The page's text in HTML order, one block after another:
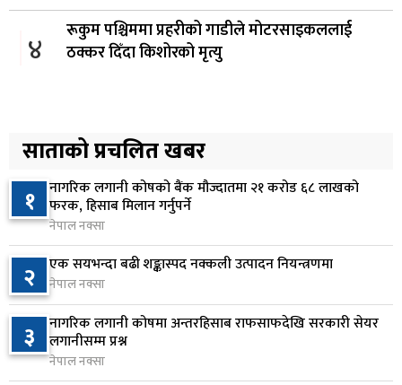
४
रूकुम पश्चिममा प्रहरीको गाडीले मोटरसाइकललाई
ठक्कर दिँदा किशोरको मृत्यु
५
प्रस्तुत हुने
८ घण्टा अघि
६
आज बस्ने भनिएको राष्ट्रिय सभाको बैठक बुधबारका लागि
सर्‍यो
८ घण्टा अघि
७
वीरगञ्जमा ट्यांकरको सिल खोलेर तेल निकाल्ने सात जना
रंगेहात पक्राउ
८ घण्टा अघि
जन्मसिद्ध नागरिकता कडा बनाउने ट्रम्पको नयाँ प्रयास, दुई
साताको प्रचलित खबर
१ नागरिक लगानी कोषको बैंक मौज्दातमा २१ करोड ६८ लाखको
फरक, हिसाब मिलान गर्नुपर्ने
नेपाल नक्सा
२ एक सयभन्दा बढी शङ्कास्पद नक्कली उत्पादन नियन्त्रणमा
नेपाल नक्सा
३ नागरिक लगानी कोषमा अन्तरहिसाब राफसाफदेखि सरकारी सेयर
लगानीसम्म प्रश्न
नेपाल नक्सा